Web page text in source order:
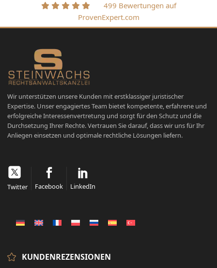
499 Bewertungen auf
ProvenExpert.com
Wir unterstützen unsere Kunden mit erstklassiger juristischer
Expertise. Unser engagiertes Team bietet kompetente, erfahrene und
erfolgreiche Interessenvertretung und sorgt für den Schutz und die
Durchsetzung Ihrer Rechte. Vertrauen Sie darauf, dass wir uns für Ihr
Anliegen einsetzen und optimale rechtliche Lösungen liefern.
Twitter Facebook LinkedIn
KUNDENREZENSIONEN